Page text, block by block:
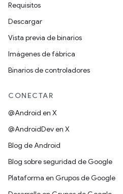
Requisitos
Descargar
Vista previa de binarios
Imágenes de fábrica
Binarios de controladores
CONECTAR
@Android en X
@AndroidDev en X
Blog de Android
Blog sobre seguridad de Google
Plataforma en Grupos de Google